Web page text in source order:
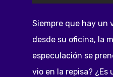
Siempre que hay un
desde su oficina, la
especulación se
vio en la repisa? ¿Es